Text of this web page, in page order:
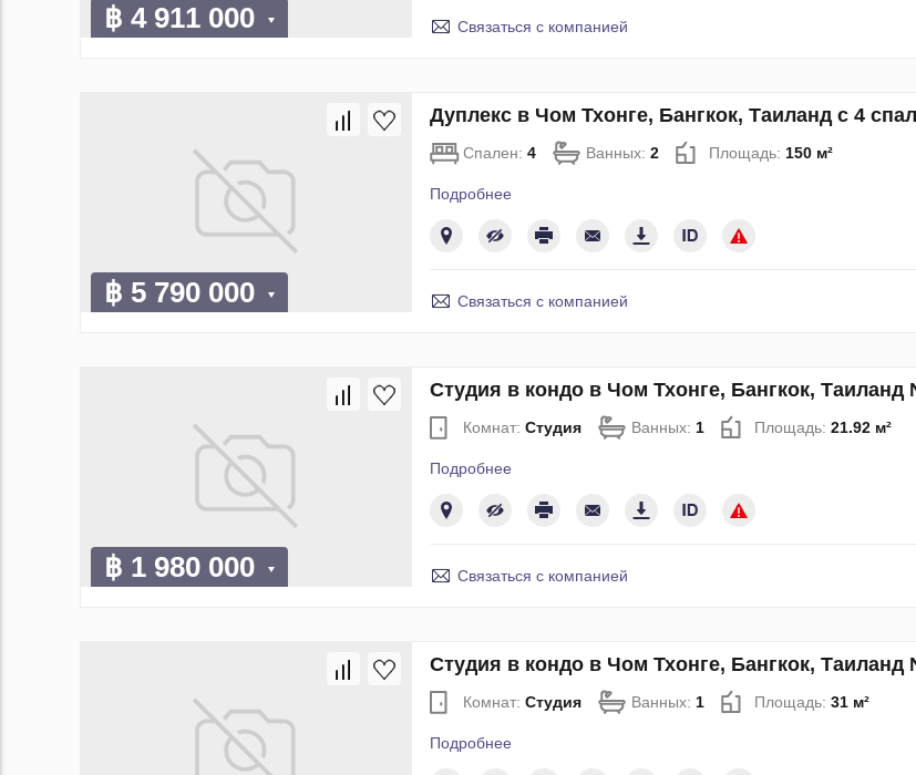
฿ 4 911 000 Связаться с компанией
฿ 5 790 000
Дуплекс в Чом Тхонге, Бангкок, Таиланд с 4
Спален: 4 Ванных: 2 Площадь: 150 м²
Подробнее
Связаться с компанией
฿ 1 980 000
Студия в кондо в Чом Тхонге, Бангкок, Таиланд
Комнат: Студия Ванных: 1 Площадь: 21.92 м²
Подробнее
Связаться с компанией
Студия в кондо в Чом Тхонге, Бангкок, Таиланд
Комнат: Студия Ванных: 1 Площадь: 31 м²
Подробнее